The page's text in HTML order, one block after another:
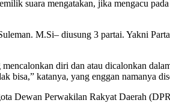
suara mengatakan, jika mengacu
M.Si– diusung 3 partai. Yakni
diri dan atau dicalonkan
bisa,” katanya, yang enggan namanya
Dewan Perwakilan Rakyat Daerah